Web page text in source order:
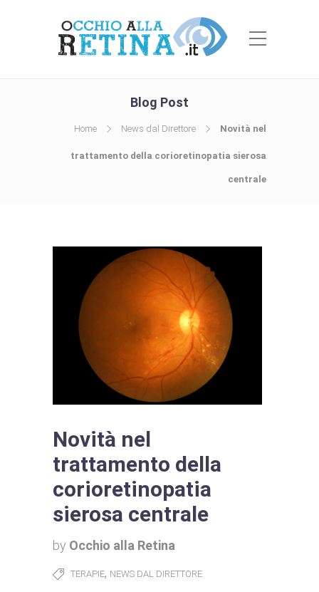
Blog Post
Home News dal Direttore Novità nel
trattamento della corioretinopatia sierosa
centrale
Novità nel
trattamento della
corioretinopatia
sierosa centrale
by Occhio alla Retina
TERAPIE, NEWS DAL DIRETTORE